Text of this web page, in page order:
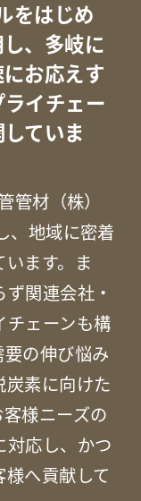
をはじめ
、 多岐に
お応えす
イチェー
ていま
管材（株）
、地域に密着
ます。ま
関連会社・
チェーンも構
の伸び悩み
炭素に向けた
様ニーズの
対応し、かつ
へ貢献して